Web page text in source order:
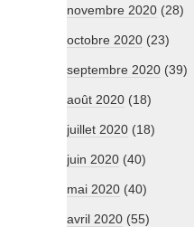
novembre 2020 (28)
octobre 2020 (23)
septembre 2020 (39)
août 2020 (18)
juillet 2020 (18)
juin 2020 (40)
mai 2020 (40)
avril 2020 (55)